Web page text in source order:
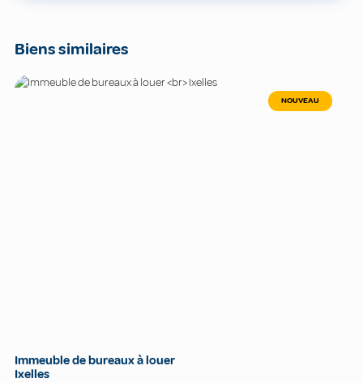
Biens similaires
NOUVEAU
Immeuble de bureaux à louer
Ixelles